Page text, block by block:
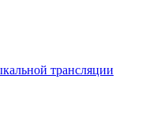
трансляции